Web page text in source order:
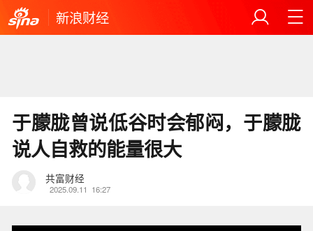
新浪财经
于朦胧曾说低谷时会郁闷，于朦胧
说人自救的能量很大
共富财经
2025.09.11 16:27